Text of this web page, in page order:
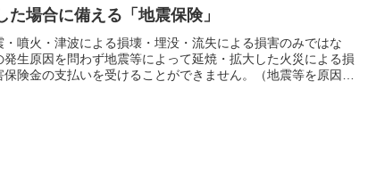
場合に備える「地震保険」
・噴火・津波による損壊・埋没・流失による損害のみではな
生原因を問わず地震等によって延焼・拡大した火災による損
険金の支払いを受けることができません。（地震等を原因と